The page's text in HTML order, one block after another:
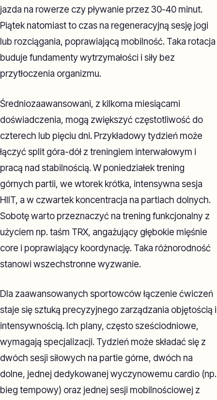
jazda na rowerze czy pływanie przez 30-40 minut.
Piątek natomiast to czas na regeneracyjną sesję jogi
lub rozciągania, poprawiającą mobilność. Taka rotacja
buduje fundamenty wytrzymałości i siły bez
przytłoczenia organizmu.
Średniozaawansowani, z kilkoma miesiącami
doświadczenia, mogą zwiększyć częstotliwość do
czterech lub pięciu dni. Przykładowy tydzień może
łączyć split góra-dół z treningiem interwałowym i
pracą nad stabilnością. W poniedziałek trening
górnych partii, we wtorek krótka, intensywna sesja
HIIT, a w czwartek koncentracja na partiach dolnych.
Sobotę warto przeznaczyć na trening funkcjonalny z
użyciem np. taśm TRX, angażujący głębokie mięśnie
core i poprawiający koordynację. Taka różnorodność
stanowi wszechstronne wyzwanie.
Dla zaawansowanych sportowców łączenie ćwiczeń
staje się sztuką precyzyjnego zarządzania objętością i
intensywnością. Ich plany, często sześciodniowe,
wymagają specjalizacji. Tydzień może składać się z
dwóch sesji siłowych na partie górne, dwóch na
dolne, jednej dedykowanej wyczynowemu cardio (np.
bieg tempowy) oraz jednej sesji mobilnościowej z